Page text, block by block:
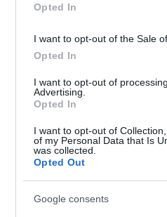
Opted In
I want to opt-out of the Sale
Opted In
I want to opt-out of
Advertising.
Opted In
I want to opt-out of
of my Personal Data that Is
was collected.
Opted Out
Google consents
Privatkunden/Konto-karten/
alle Studenten Geldprämien in
eröffnen.